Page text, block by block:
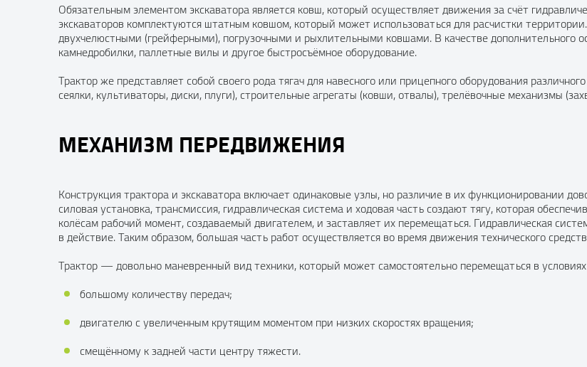
Обязательным элементом экскаватора является ковш, который осуществляет движения за счёт
экскаваторов комплектуются штатным ковшом, который может использоваться для расчистки
двухчелюстными (грейферными), погрузочными и рыхлительными ковшами. В качестве дополнительного
камнедробилки, паллетные вилы и другое быстросъёмное оборудование.
Трактор же представляет собой своего рода тягач для навесного или прицепного оборудования
сеялки, культиваторы, диски, плуги), строительные агрегаты (ковши, отвалы), трелёвочные механизмы
МЕХАНИЗМ ПЕРЕДВИЖЕНИЯ
Конструкция трактора и экскаватора включает одинаковые узлы, но различие в их функционировании
силовая установка, трансмиссия, гидравлическая система и ходовая часть создают тягу, которая
колёсам рабочий момент, создаваемый двигателем, и заставляет их перемещаться. Гидравлическая
в действие. Таким образом, большая часть работ осуществляется во время движения технического
Трактор — довольно маневренный вид техники, который может самостоятельно перемещаться в
большому количеству передач;
двигателю с увеличенным крутящим моментом при низких скоростях вращения;
смещённому к задней части центру тяжести.